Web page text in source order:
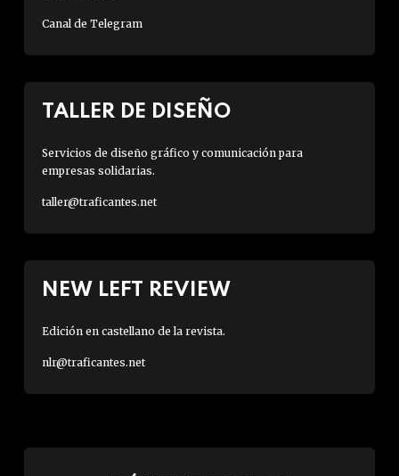
Canal de Telegram
TALLER DE DISEÑO
Servicios de diseño gráfico y comunicación para
empresas solidarias.
taller@traficantes.net
NEW LEFT REVIEW
Edición en castellano de la revista.
nlr@traficantes.net